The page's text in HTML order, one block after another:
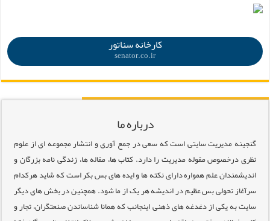
کارخانه سناتور
senator.co.ir
درباره ما
گنجینه مدیریت سایتی است که سعی در جمع آوری و انتشار مجموعه ای از علوم
نظری درخصوص مقوله مدیریت را دارد. کتاب ها، مقاله ها، زندگی نامه بزرگان و
اندیشمندان علم همواره دارای نکته ها و ایده های بس بکر است که شاید هرکدام
سرآغاز تحولی بس عظیم در اندیشه هر یک از ما شود. همچنین در بخش های دیگر
سایت به یکی از دغدغه های ذهنی اینجانب که همانا شناساندن صنعتگران، تجار و